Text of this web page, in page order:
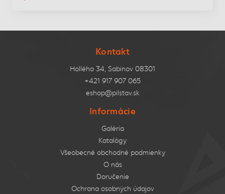
Kontakt
Hollého 34, Sabinov 08301
+421 917 907 065
eshop@pilstav.sk
Informácie
Galéria
Katalógy
Všeobecné obchodné podmienky
O nás
Doručenie
Ochrana osobných údajov